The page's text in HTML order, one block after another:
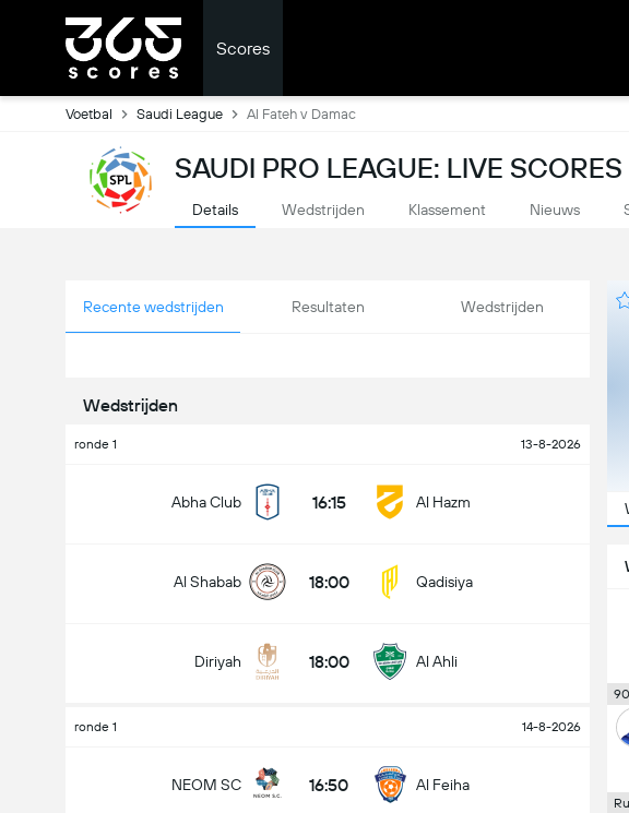
Scores
Voetbal Saudi League Al Fateh v Damac
SAUDI PRO LEAGUE: LIVE SCORES
Details Wedstrijden Klassement Nieuws
Recente wedstrijden Resultaten Wedstrijden
Wedstrijden
ronde 1 13-8-2026
Abha Club 16:15 Al Hazm
Al Shabab 18:00 Qadisiya
Diriyah 18:00 Al Ahli
ronde 1 14-8-2026
NEOM SC 16:50 Al Feiha